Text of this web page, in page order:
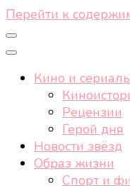
Перейти к
Кино и
Рецензии
Герой дня
Новости звёзд
Образ жизни
Спорт и